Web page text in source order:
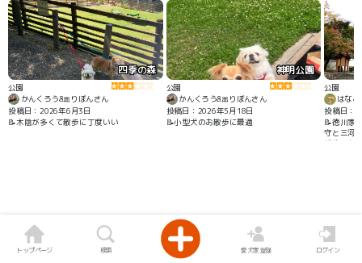
四季の森
公園
かんくろう&🎀りぼんさん
投稿日：2026年6月3日
📝木陰が多くて散歩に丁度いい
神明公園
公園
かんくろう&🎀りぼんさん
投稿日：2026年5月18日
📝小型犬のお散歩に最適
公園
はなこ
投稿日：
📝徳川家
守と三河
板作りか
トップページ 検索 愛犬家登録 ログイン